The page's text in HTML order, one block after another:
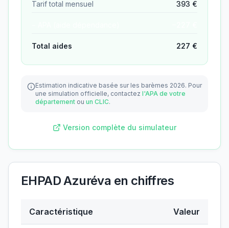
Tarif total mensuel 393 €
Total aides 227 €
Estimation indicative basée sur les barèmes 2026. Pour
une simulation officielle, contactez l'APA de votre
département ou un CLIC.
Version complète du simulateur
EHPAD Azuréva en chiffres
Caractéristique Valeur